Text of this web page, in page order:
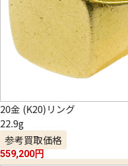
20金 (K20)リング
22.9g
参考買取価格
559,200円